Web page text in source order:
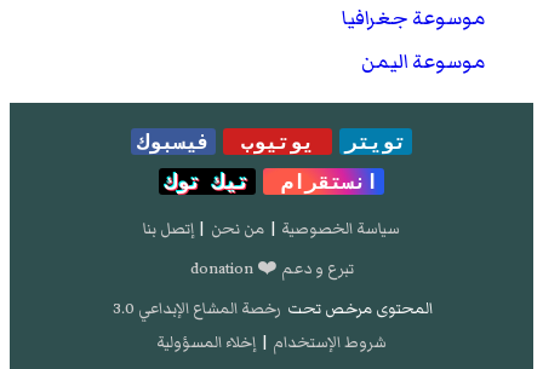
موسوعة جغرافيا
موسوعة اليمن
تويتر يوتيوب
فيسبوك
انستقرام
تيك توك
سياسة الخصوصية | من نحن | إتصل بنا
تبرع و دعم ❤️ donation
المحتوى مرخص تحت رخصة المشاع الإبداعي 3.0
شروط الإستخدام | إخلاء المسؤولية